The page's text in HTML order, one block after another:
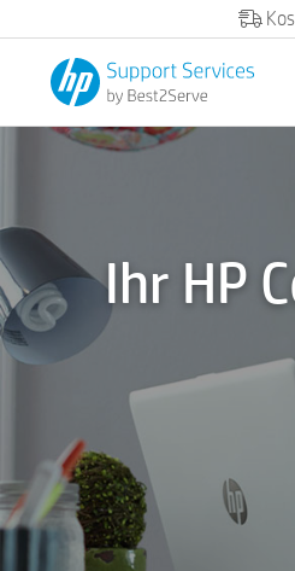
Ihr HP